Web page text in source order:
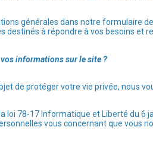
générales dans notre formulaire
destinés à répondre à vos besoins et
informations sur le site ?
de protéger votre vie privée, nous
loi 78-17 Informatique et Liberté du 6
vous concernant que vous